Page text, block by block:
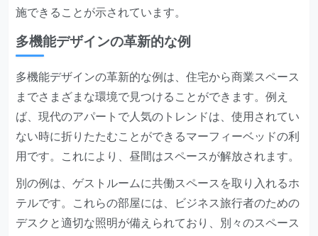
施できることが示されています。
多機能デザインの革新的な例
多機能デザインの革新的な例は、住宅から商業スペース
までさまざまな環境で見つけることができます。例え
ば、現代のアパートで人気のトレンドは、使用されてい
ない時に折りたたむことができるマーフィーベッドの利
用です。これにより、昼間はスペースが解放されます。
別の例は、ゲストルームに共働スペースを取り入れるホ
テルです。これらの部屋には、ビジネス旅行者のための
デスクと適切な照明が備えられており、別々のスペース